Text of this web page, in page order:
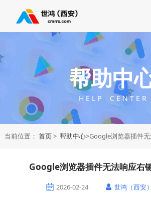
帮助中
H E L P C E N T E R
当前位置： 首页> 帮助中心>Google浏览器插件
Google浏览器插件无法响应右
2026-02-24 世鸿（西安）